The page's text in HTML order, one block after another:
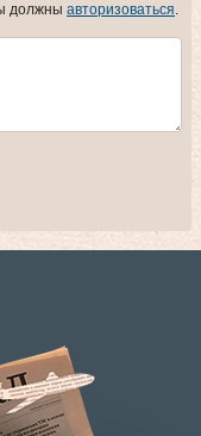
должны авторизоваться.